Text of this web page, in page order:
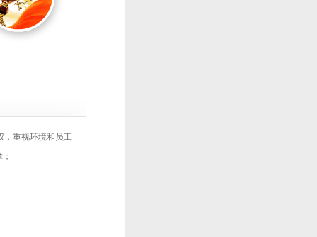
，重视环境和员工